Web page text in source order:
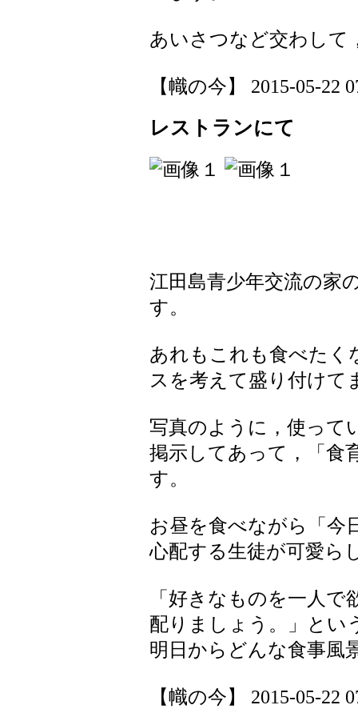
あいさつなど交わして
【幟の今】 2015-05-22
レストランにて
江田島青少年交流の家
す。
あれもこれも食べたく
スを考えて盛り付けて
写真のように，使って
掲示してあって，「食
す。
お昼を食べながら「今
心配する生徒が可愛ら
「好きなものを一人
配りましょう。」とい
明日からどんな食事風
【幟の今】 2015-05-22